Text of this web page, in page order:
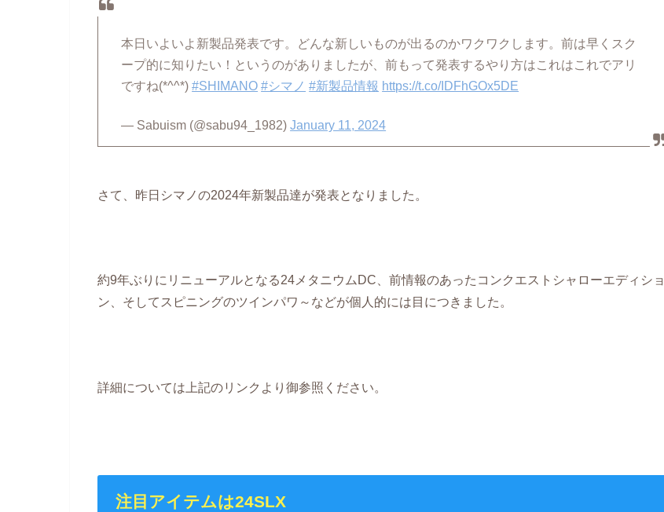
本日いよいよ新製品発表です。どんな新しいものが出るのかワクワクします。前は早くスク
ープ的に知りたい！というのがありましたが、前もって発表するやり方はこれはこれでアリ
ですね(*^^*)#SHIMANO #シマノ #新製品情報 https://t.co/IDFhGOx5DE
— Sabuism (@sabu94_1982)January 11, 2024
さて、昨日シマノの2024年新製品達が発表となりました。
約9年ぶりにリニューアルとなる24メタニウムDC、前情報のあったコンクエストシャローエディショ
ン、そしてスピニングのツインパワ～などが個人的には目につきました。
詳細については上記のリンクより御参照ください。
注目アイテムは24SLX